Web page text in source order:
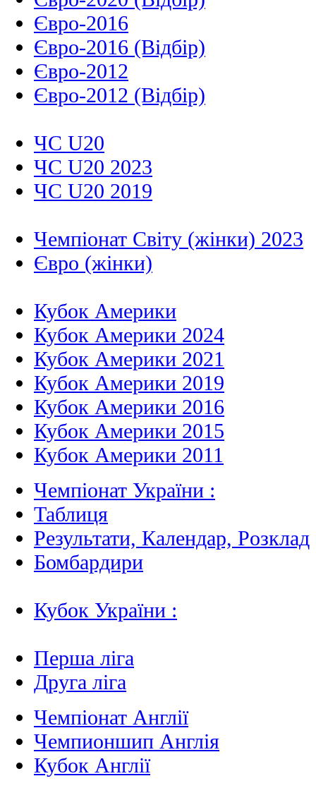
Євро-2016
Євро-2016 (Відбір)
Євро-2012
Євро-2012 (Відбір)
ЧС U20
ЧС U20 2023
ЧС U20 2019
Чемпіонат Світу (жінки) 2023
Євро (жінки)
Кубок Америки
Кубок Америки 2024
Кубок Америки 2021
Кубок Америки 2019
Кубок Америки 2016
Кубок Америки 2015
Кубок Америки 2011
Чемпіонат України :
Таблиця
Результати, Календар, Poзклад
Бомбардири
Кубок України :
Перша ліга
Друга ліга
Чемпіонат Англії
Чемпионшип Англія
Кубок Англії